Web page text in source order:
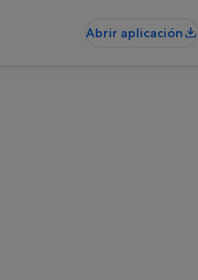
Abrir aplicación